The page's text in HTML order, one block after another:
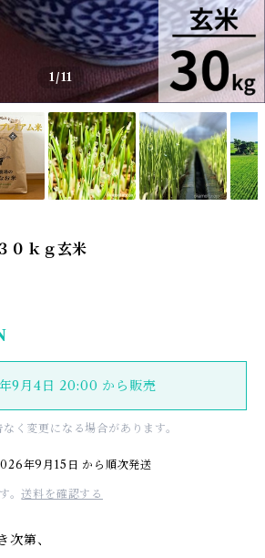
1/11
０ｋｇ玄米
9月4日 20:00 から販売
く変更になる場合があります。
年9月15日 から順次発送
。送料を確認する
第、